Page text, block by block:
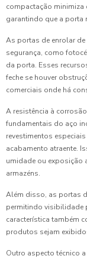
compactação minimiza
garantindo que a porta
As portas de enrolar
segurança, como
da porta. Esses
feche se houver
comerciais onde há
A resistência à
fundamentais do aço
revestimentos
acabamento atraente.
umidade ou exposição
armazéns.
Além disso, as portas
permitindo visibilidade
característica também
produtos sejam
Outro aspecto técnico